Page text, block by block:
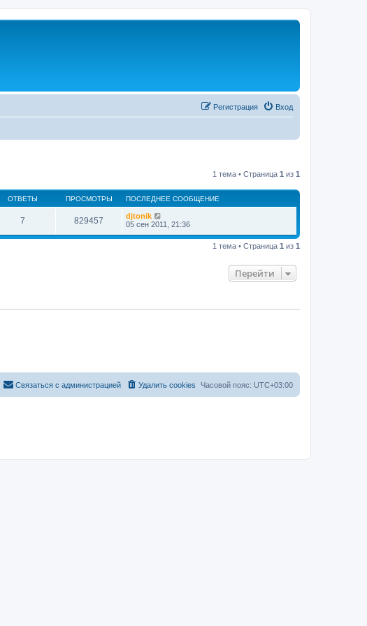
Вход
Регистрация
1 тема • Страница 1 из 1
ОТВЕТЫ ПРОСМОТРЫ ПОСЛЕДНЕЕ СООБЩЕНИЕ
7 829457
djtonik
05 сен 2011, 21:36
1 тема • Страница 1 из 1
Перейти
Часовой пояс: UTC+03:00
Удалить cookies
Связаться с администрацией